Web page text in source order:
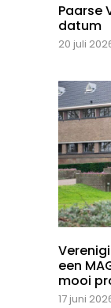
Paarse
datum
20 juli
een
mooi
17 juni